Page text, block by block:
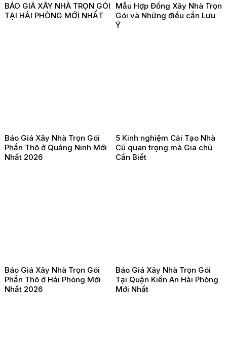
BÁO GIÁ XÂY NHÀ TRỌN GÓI
TẠI HẢI PHÒNG MỚI NHẤT
Mẫu Hợp Đồng Xây Nhà Trọn
Gói và Những điều cần Lưu
Ý
Báo Giá Xây Nhà Trọn Gói
Phần Thô ở Quảng Ninh Mới
Nhất 2026
5 Kinh nghiệm Cải Tạo Nhà
Cũ quan trọng mà Gia chủ
Cần Biết
Báo Giá Xây Nhà Trọn Gói
Phần Thô ở Hải Phòng Mới
Nhất 2026
Báo Giá Xây Nhà Trọn Gói
Tại Quận Kiến An Hải Phòng
Mới Nhất